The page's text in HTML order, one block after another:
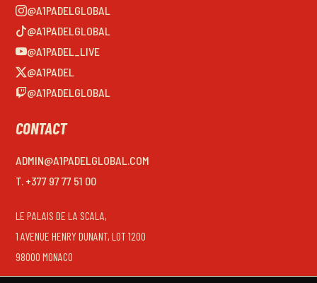
@A1PADELGLOBAL
@A1PADELGLOBAL
@A1PADEL_LIVE
@A1PADEL
@A1PADELGLOBAL
CONTACT
ADMIN@A1PADELGLOBAL.COM
T. +377 97 77 51 00
LE PALAIS DE LA SCALA,
1 AVENUE HENRY DUNANT, LOT 1200
98000 MONACO